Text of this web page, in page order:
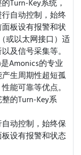
Turn-Key系统，
自动控制，始终
板设有报警和状
或以太网接口）适
及信号采集等。
Amonics的专业
生周期性超短孤
能可靠等优点。
的Turn-Key系
动控制，始终保
设有报警和状态